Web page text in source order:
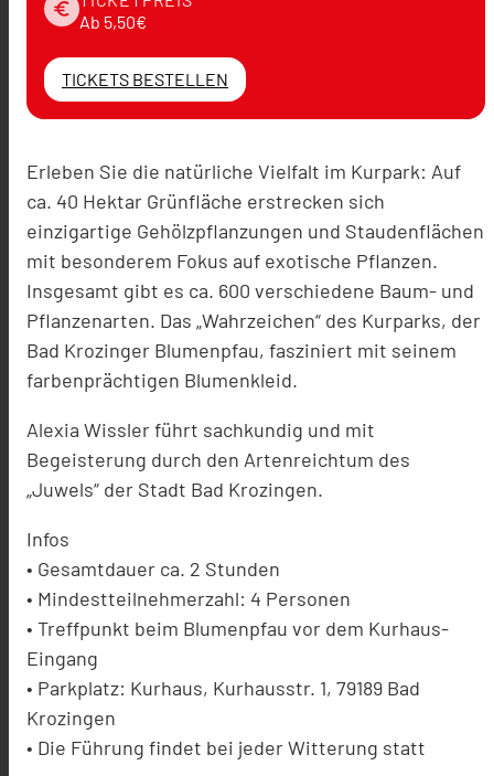
euro
Ab 5,50€
TICKETS BESTELLEN
Erleben Sie die natürliche Vielfalt im Kurpark: Auf
ca. 40 Hektar Grünfläche erstrecken sich
einzigartige Gehölzpflanzungen und Staudenflächen
mit besonderem Fokus auf exotische Pflanzen.
Insgesamt gibt es ca. 600 verschiedene Baum- und
Pflanzenarten. Das „Wahrzeichen“ des Kurparks, der
Bad Krozinger Blumenpfau, fasziniert mit seinem
farbenprächtigen Blumenkleid.
Alexia Wissler führt sachkundig und mit
Begeisterung durch den Artenreichtum des
„Juwels“ der Stadt Bad Krozingen.
Infos
• Gesamtdauer ca. 2 Stunden
• Mindestteilnehmerzahl: 4 Personen
• Treffpunkt beim Blumenpfau vor dem Kurhaus-
Eingang
• Parkplatz: Kurhaus, Kurhausstr. 1, 79189 Bad
Krozingen
• Die Führung findet bei jeder Witterung statt